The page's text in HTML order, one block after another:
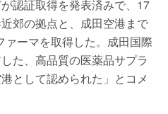
認証取得を発表済みで、17
郊の拠点と、成田空港まで
ーマを取得した。成田国際
た、高品質の医薬品サプラ
として認められた」とコメ